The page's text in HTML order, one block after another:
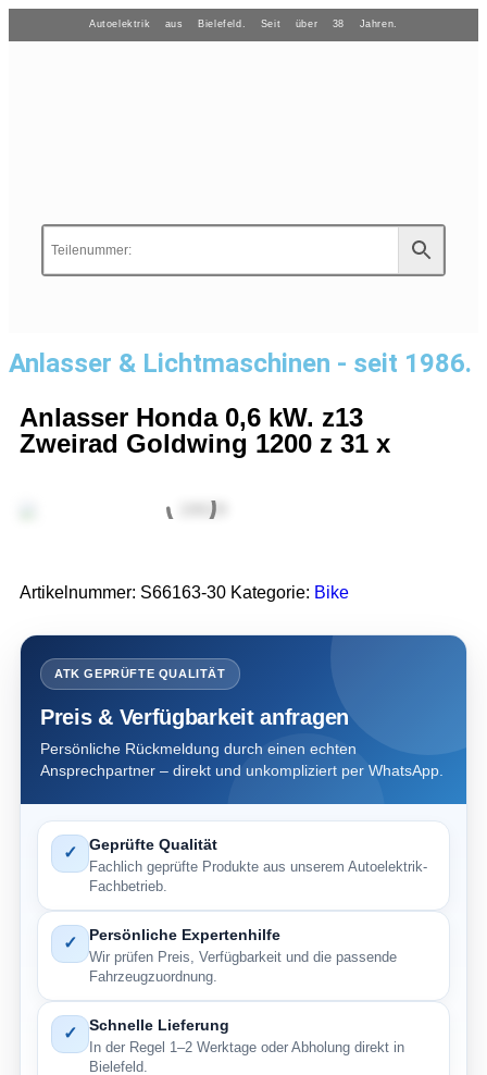
Autoelektrik aus Bielefeld. Seit über 38 Jahren.
Anlasser & Lichtmaschinen - seit 1986.
Anlasser Honda 0,6 kW. z13
Zweirad Goldwing 1200 z 31 x
Artikelnummer: S66163-30 Kategorie: Bike
ATK GEPRÜFTE QUALITÄT
Preis & Verfügbarkeit anfragen
Persönliche Rückmeldung durch einen echten
Ansprechpartner – direkt und unkompliziert per WhatsApp.
✓ Geprüfte Qualität
Fachlich geprüfte Produkte aus unserem Autoelektrik-
Fachbetrieb.
✓ Persönliche Expertenhilfe
Wir prüfen Preis, Verfügbarkeit und die passende
Fahrzeugzuordnung.
✓ Schnelle Lieferung
In der Regel 1–2 Werktage oder Abholung direkt in
Bielefeld.